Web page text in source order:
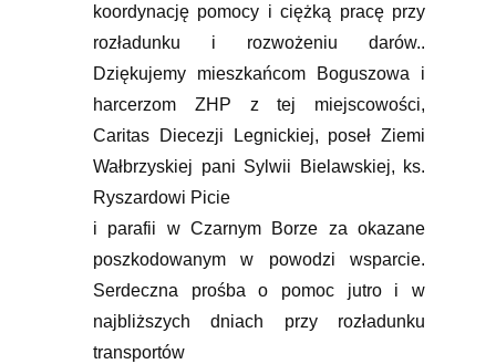
koordynację pomocy i ciężką pracę przy
rozładunku i rozwożeniu darów..
Dziękujemy mieszkańcom Boguszowa i
harcerzom ZHP z tej miejscowości,
Caritas Diecezji Legnickiej, poseł Ziemi
Wałbrzyskiej pani Sylwii Bielawskiej, ks.
Ryszardowi Picie
i parafii w Czarnym Borze za okazane
poszkodowanym w powodzi wsparcie.
Serdeczna prośba o pomoc jutro i w
najbliższych dniach przy rozładunku
transportów